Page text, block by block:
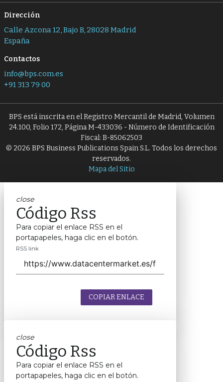
Dirección
Calle Azcona 12, Bajo B, 28028 Madrid
España
Contactos
info@bps.com.es
+91 313 79 00
BPS está inscrita en el Registro Mercantil de Madrid, Volumen
24.100, Folio 172, Página M-433036 - Número de Identificación
Fiscal: B-85062503
© 2026 BPS Business Publications Spain S.L. Todos los derechos
reservados.
Mapa del Sitio
close
Código Rss
Para copiar el enlace RSS en el
portapapeles, haga clic en el botón.
RSS link
COPIAR ENLACE
close
Código Rss
Para copiar el enlace RSS en el
portapapeles, haga clic en el botón.